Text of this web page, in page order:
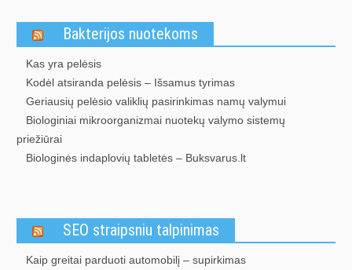
Bakterijos nuotekoms
Kas yra pelėsis
Kodėl atsiranda pelėsis – Išsamus tyrimas
Geriausių pelėsio valiklių pasirinkimas namų valymui
Biologiniai mikroorganizmai nuotekų valymo sistemų
priežiūrai
Biologinės indaplovių tabletės – Buksvarus.lt
SEO straipsniu talpinimas
Kaip greitai parduoti automobilį – supirkimas